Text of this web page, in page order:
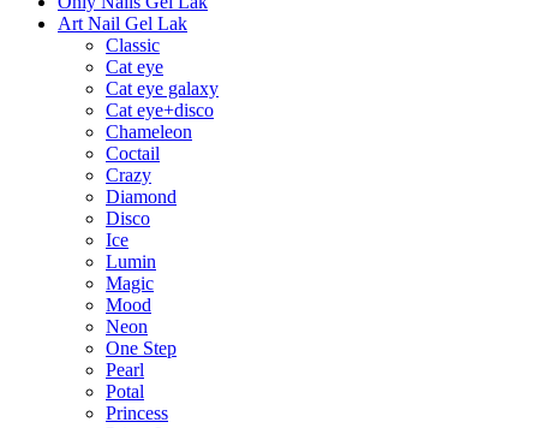
Art Nail Gel Lak
Classic
Cat eye
Cat eye galaxy
Cat eye+disco
Chameleon
Coctail
Crazy
Diamond
Disco
Ice
Lumin
Magic
Mood
Neon
One Step
Pearl
Potal
Princess